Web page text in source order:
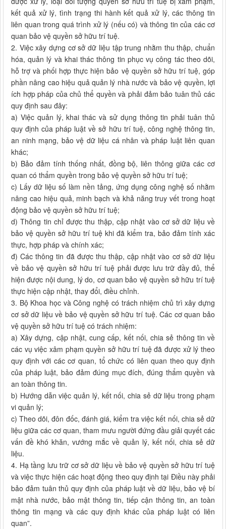
kết quả xử lý, tình trạng thi hành kết quả xử lý, các thông tin
liên quan trong quá trình xử lý (nếu có) và thông tin của các cơ
quan bảo vệ quyền sở hữu trí tuệ.
2. Việc xây dựng cơ sở dữ liệu tập trung nhằm thu thập, chuẩn
hóa, quản lý và khai thác thông tin phục vụ công tác theo dõi,
hỗ trợ và phối hợp thực hiện bảo vệ quyền sở hữu trí tuệ, góp
phần nâng cao hiệu quả quản lý nhà nước và bảo vệ quyền, lợi
ích hợp pháp của chủ thể quyền và phải đảm bảo tuân thủ các
quy định sau đây:
a) Việc quản lý, khai thác và sử dụng thông tin phải tuân thủ
quy định của pháp luật về sở hữu trí tuệ, công nghệ thông tin,
an ninh mạng, bảo vệ dữ liệu cá nhân và pháp luật liên quan
khác;
b) Bảo đảm tính thống nhất, đồng bộ, liên thông giữa các cơ
quan có thẩm quyền trong bảo vệ quyền sở hữu trí tuệ;
c) Lấy dữ liệu số làm nền tảng, ứng dụng công nghệ số nhằm
nâng cao hiệu quả, minh bạch và khả năng truy vết trong hoạt
động bảo vệ quyền sở hữu trí tuệ;
d) Thông tin chỉ được thu thập, cập nhật vào cơ sở dữ liệu về
bảo vệ quyền sở hữu trí tuệ khi đã kiểm tra, bảo đảm tính xác
thực, hợp pháp và chính xác;
đ) Các thông tin đã được thu thập, cập nhật vào cơ sở dữ liệu
về bảo vệ quyền sở hữu trí tuệ phải được lưu trữ đầy đủ, thể
hiện được nội dung, lý do, cơ quan bảo vệ quyền sở hữu trí tuệ
thực hiện cập nhật, thay đổi, điều chỉnh.
3. Bộ Khoa học và Công nghệ có trách nhiệm chủ trì xây dựng
cơ sở dữ liệu về bảo vệ quyền sở hữu trí tuệ. Các cơ quan bảo
vệ quyền sở hữu trí tuệ có trách nhiệm:
a) Xây dựng, cập nhật, cung cấp, kết nối, chia sẻ thông tin về
các vụ việc xâm phạm quyền sở hữu trí tuệ đã được xử lý theo
quy định với các cơ quan, tổ chức có liên quan theo quy định
của pháp luật, bảo đảm đúng mục đích, đúng thẩm quyền và
an toàn thông tin.
b) Hướng dẫn việc quản lý, kết nối, chia sẻ dữ liệu trong phạm
vi quản lý;
c) Theo dõi, đôn đốc, đánh giá, kiểm tra việc kết nối, chia sẻ dữ
liệu giữa các cơ quan, tham mưu người đứng đầu giải quyết các
vấn đề khó khăn, vướng mắc về quản lý, kết nối, chia sẻ dữ
liệu.
4. Hạ tầng lưu trữ cơ sở dữ liệu về bảo vệ quyền sở hữu trí tuệ
và việc thực hiện các hoạt động theo quy định tại Điều này phải
bảo đảm tuân thủ quy định của pháp luật về dữ liệu, bảo vệ bí
mật nhà nước, bảo mật thông tin, tiếp cận thông tin, an toàn
thông tin mạng và các quy định khác của pháp luật có liên
quan”.